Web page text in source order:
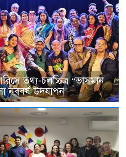
তথ্য-চলচ্চিত্র “ভাসমান
নববর্ষ উদযাপন